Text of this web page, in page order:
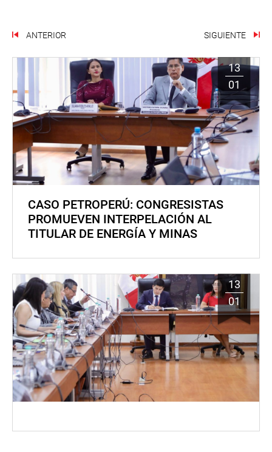
ANTERIOR SIGUIENTE
13
01
CASO PETROPERÚ: CONGRESISTAS
PROMUEVEN INTERPELACIÓN AL
TITULAR DE ENERGÍA Y MINAS
13
01